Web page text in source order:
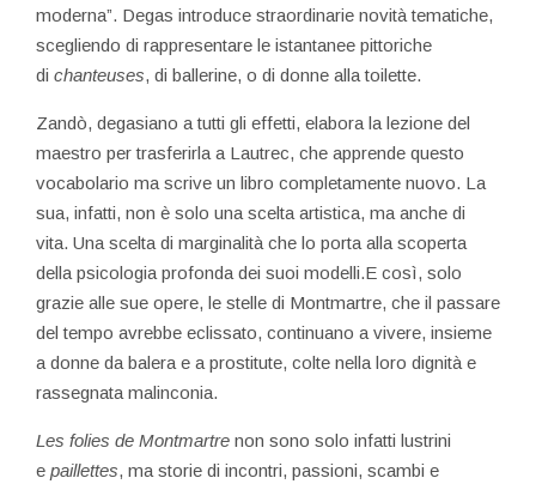
moderna”. Degas introduce straordinarie novità tematiche,
scegliendo di rappresentare le istantanee pittoriche
di chanteuses, di ballerine, o di donne alla toilette.
Zandò, degasiano a tutti gli effetti, elabora la lezione del
maestro per trasferirla a Lautrec, che apprende questo
vocabolario ma scrive un libro completamente nuovo. La
sua, infatti, non è solo una scelta artistica, ma anche di
vita. Una scelta di marginalità che lo porta alla scoperta
della psicologia profonda dei suoi modelli.E così, solo
grazie alle sue opere, le stelle di Montmartre, che il passare
del tempo avrebbe eclissato, continuano a vivere, insieme
a donne da balera e a prostitute, colte nella loro dignità e
rassegnata malinconia.
Les folies de Montmartre non sono solo infatti lustrini
e paillettes, ma storie di incontri, passioni, scambi e